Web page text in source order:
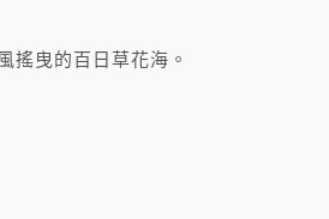
搖曳的百日草花海。